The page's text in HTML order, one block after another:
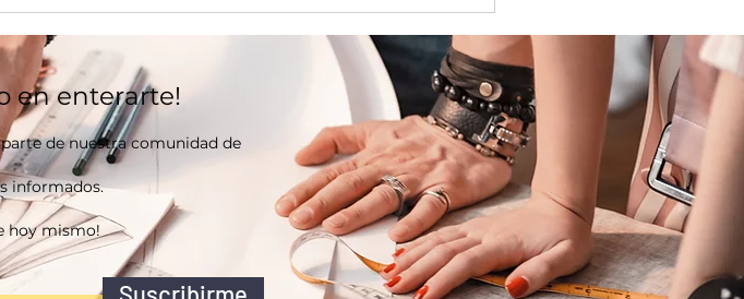
Mejorar la imagen profesional
femenina: Claves para un liderazgo con
presencia
en enterarte!
de nuestra comunidad de
informados.
hoy mismo!